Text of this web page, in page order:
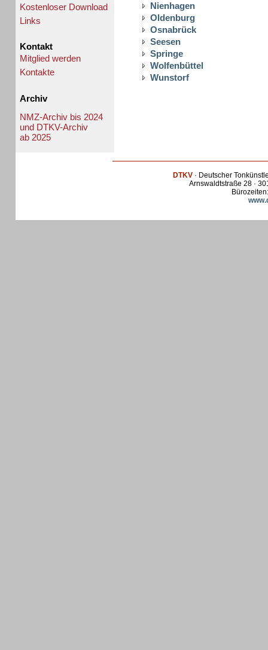
Kostenloser Download
Links
Kontakt
Mitglied werden
Kontakte
Archiv
NMZ-Archiv bis 2024
und DTKV-Archiv
ab 2025
Nienhagen
Oldenburg
Osnabrück
Seesen
Springe
Wolfenbüttel
Wunstorf
DTKV· Deutscher
Arnswaldtstraße 28 ·